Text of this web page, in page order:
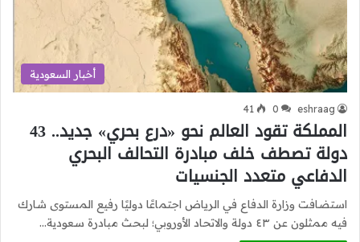
أخبار السعودية
eshraag
0
41
المملكة تقود العالم نحو «درع بحري» جديد.. 43
دولة تصطف خلف مبادرة التحالف البحري
الدفاعي متعدد الجنسيات
استضافت وزارة الدفاع في الرياض اجتماعًا دوليًا رفيع المستوى شارك
فيه ممثلون عن ٤٣ دولة والاتحاد الأوروبي؛ لبحث مبادرة سعودية…